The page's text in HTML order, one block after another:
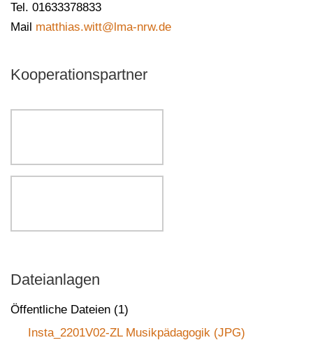
Tel. 01633378833
Mail matthias.witt@lma-nrw.de
Kooperationspartner
Dateianlagen
Öffentliche Dateien (1)
Insta_2201V02-ZL Musikpädagogik (JPG)